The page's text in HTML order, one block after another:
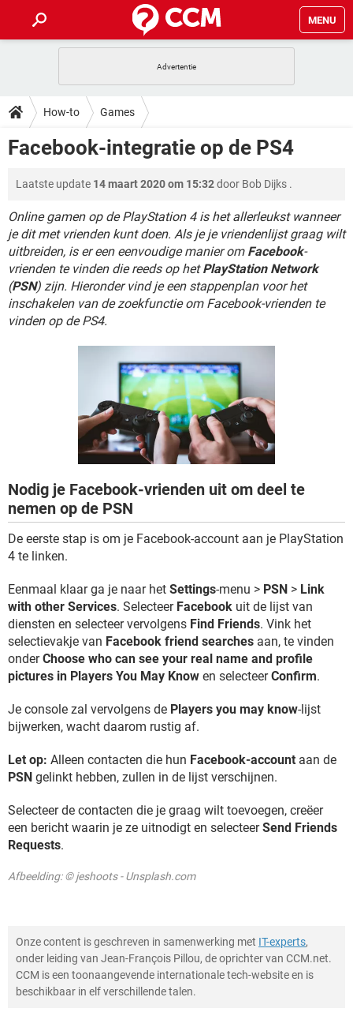
MENU
INSTAGRAM
NETFLIX CORONAVIRUS
HOW-TO
VIDEOBELLEN
INSTAGRAM WINDOWS 10
NETFLIX CORONAVIRUS
GRATIS SNAPCHAT
TIKTOK
DOWNLOADS
NETFLIX CORONAVIRUS
GRATIS SNAPCHAT
TIKTOK
FORUM
VIDEOBELLEN GAMES
INSTAGRAM WINDOWS 10
NETFLIX CORONAVIRUS
GRATIS SNAPCHAT
TIKTOK
ARTIKELEN
VIDEOBELLEN GAMES
INSTAGRAM WINDOWS 10
NETFLIX CORONAVIRUS
How-to Games
Facebook-integratie op de PS4
Laatste update 14 maart 2020 om 15:32door Bob Dijks .
Online gamen op de PlayStation 4 is het allerleukst wanneer
je dit met vrienden kunt doen. Als je je vriendenlijst graag wilt
uitbreiden, is er een eenvoudige manier om Facebook-
vrienden te vinden die reeds op hetPlayStation Network
(PSN) zijn. Hieronder vind je een stappenplan voor het
inschakelen van de zoekfunctie om Facebook-vrienden te
vinden op de PS4.
Nodig je Facebook-vrienden uit om deel te
nemen op de PSN
De eerste stap is om je Facebook-account aan je PlayStation
4 te linken.
Eenmaal klaar ga je naar het Settings-menu > PSN > Link
with other Services. Selecteer Facebook uit de lijst van
diensten en selecteer vervolgens Find Friends. Vink het
selectievakje van Facebook friend searches aan, te vinden
onderChoose who can see your real name and profile
pictures in Players You May Know en selecteerConfirm.
Je console zal vervolgens de Players you may know-lijst
bijwerken, wacht daarom rustig af.
Let op: Alleen contacten die hun Facebook-account aan de
PSN gelinkt hebben, zullen in de lijst verschijnen.
Selecteer de contacten die je graag wilt toevoegen, creëer
een bericht waarin je ze uitnodigt en selecteerSend Friends
Requests.
Afbeelding: © jeshoots - Unsplash.com
Onze content is geschreven in samenwerking met IT-experts,
onder leiding van Jean-François Pillou, de oprichter van CCM.net.
CCM is een toonaangevende internationale tech-website en is
beschikbaar in elf verschillende talen.